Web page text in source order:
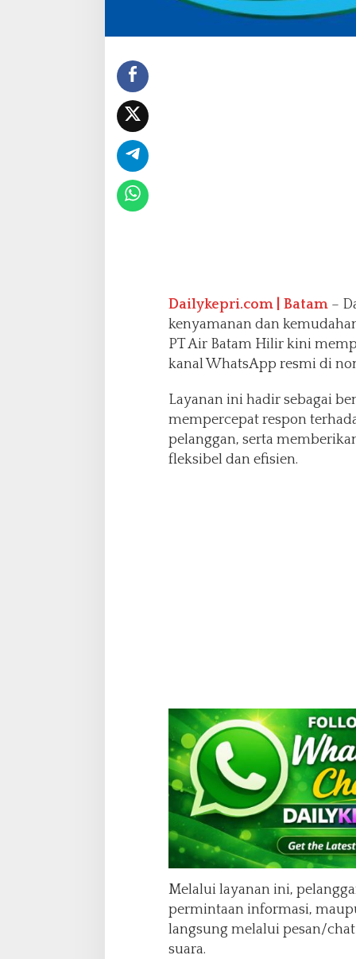
e
a
Dailykepri.com | Batam–
kenyamanan dan
PT Air Batam Hilir kini
kanal WhatsApp resmi di
Layanan ini hadir sebagai
mempercepat respon
pelanggan, serta
fleksibel dan efisien.
Melalui layanan ini,
permintaan informasi,
langsung melalui pesan/
suara.